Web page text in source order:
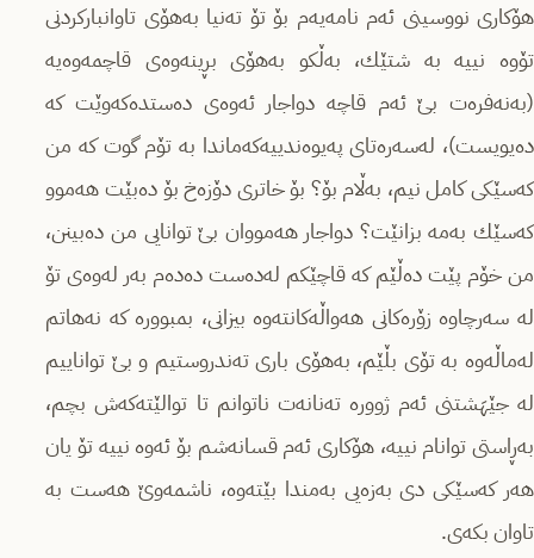
هۆكاری نووسینی ئەم نامەیەم بۆ تۆ تەنیا بەهۆی تاوانباركردنی
تۆوە نییە بە شتێك، بەڵكو بەهۆی بڕینەوەی قاچمەوەیە
(بەنەفرەت بێ‌ ئەم قاچە دواجار ئەوەی دەستدەكەوێت كە
دەیویست)، لەسەرەتای پەیوەندییەكەماندا بە تۆم گوت كە من
كەسێكی كامل نیم، بەڵام بۆ؟ بۆ خاتری دۆزەخ بۆ دەبێت هەموو
كەسێك بەمە بزانێت؟ دواجار هەمووان بێ‌ توانایی من دەبینن،
من خۆم پێت دەڵێم كە قاچێكم لەدەست دەدەم بەر لەوەی تۆ
لە سەرچاوە زۆرەكانی هەواڵەكانتەوە بیزانی، بمبوورە كە نەهاتم
لەماڵەوە بە تۆی بڵێم، بەهۆی باری تەندروستیم و بێ تواناییم
لە جێهَشتنی ئەم ژوورە تەنانەت ناتوانم تا توالێتەكەش بچم،
بەڕاستی توانام نییە، هۆكاری ئەم قسانەشم بۆ ئەوە نییە تۆ یان
هەر كەسێكی دی بەزەیی بەمندا بێتەوە، ناشمەوێ‌ هەست بە
تاوان بكەی.